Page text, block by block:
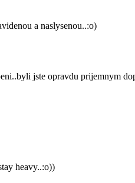
a naslysenou..:o)
jste opravdu prijemnym
heavy..:o))